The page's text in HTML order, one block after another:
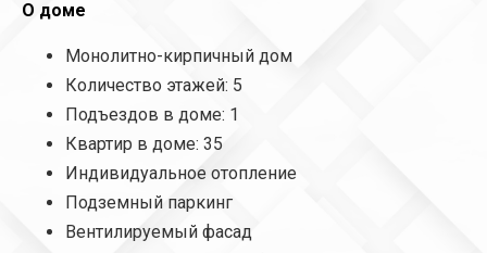
О доме
Монолитно-кирпичный дом
Количество этажей: 5
Подъездов в доме: 1
Квартир в доме: 35
Индивидуальное отопление
Подземный паркинг
Вентилируемый фасад